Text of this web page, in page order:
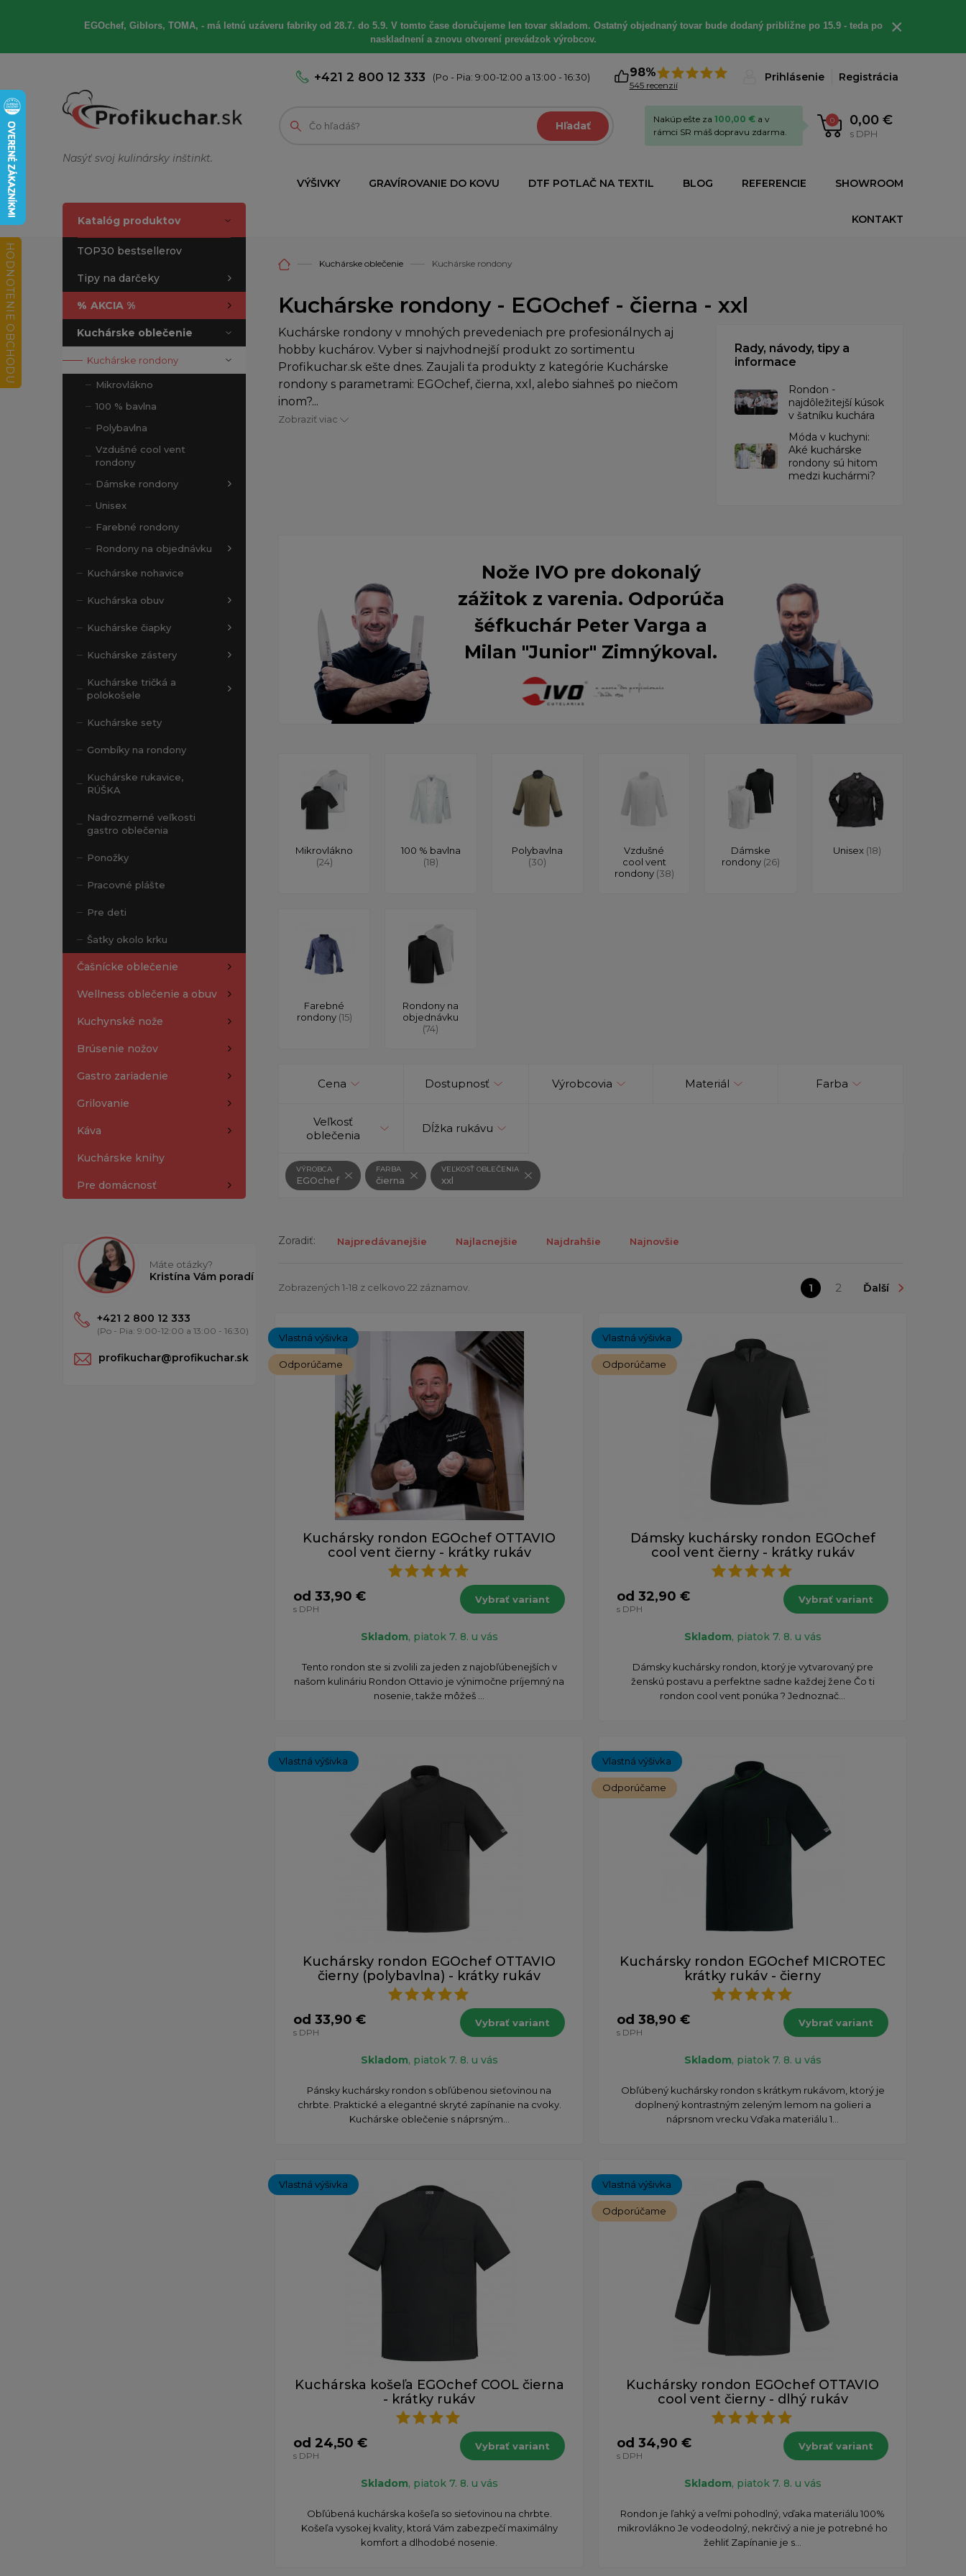
EGOchef, Giblors, TOMA, - má letnú uzáveru fabriky od 28.7. do 5.9. V tomto čase doručujeme len tovar skladom. Ostatný objednaný tovar bude dodaný približne po 15.9 - teda po
naskladnení a znovu otvorení prevádzok výrobcov.
×
Nasýť svoj kulinársky inštinkt.
+421 2 800 12 333 (Po - Pia: 9:00-12:00 a 13:00 - 16:30) 98%
545 recenzií
Prihlásenie Registrácia
Hľadať 0 0,00 €
s DPH
Nakúp ešte za 100,00 € a v
rámci SR máš dopravu zdarma.
VÝŠIVKY GRAVÍROVANIE DO KOVU DTF POTLAČ NA TEXTIL BLOG REFERENCIE SHOWROOM
KONTAKT
Katalóg produktov
TOP30 bestsellerov
Tipy na darčeky
% AKCIA %
Kuchárske oblečenie
Kuchárske rondony
Mikrovlákno
100 % bavlna
Polybavlna
Vzdušné cool vent
rondony
Dámske rondony
Unisex
Farebné rondony
Rondony na objednávku
Kuchárske nohavice
Kuchárska obuv
Kuchárske čiapky
Kuchárske zástery
Kuchárske tričká a
polokošele
Kuchárske sety
Gombíky na rondony
Kuchárske rukavice,
RÚŠKA
Nadrozmerné veľkosti
gastro oblečenia
Ponožky
Pracovné plášte
Pre deti
Šatky okolo krku
Čašnícke oblečenie
Wellness oblečenie a obuv
Kuchynské nože
Brúsenie nožov
Gastro zariadenie
Grilovanie
Káva
Kuchárske knihy
Pre domácnosť
Máte otázky?
Kristína Vám poradí
+421 2 800 12 333
(Po - Pia: 9:00-12:00 a 13:00 - 16:30)
profikuchar@profikuchar.sk
Kuchárske oblečenie Kuchárske rondony
Kuchárske rondony - EGOchef - čierna - xxl
Kuchárske rondony v mnohých prevedeniach pre profesionálnych aj
hobby kuchárov. Vyber si najvhodnejší produkt zo sortimentu
Profikuchar.sk ešte dnes. Zaujali ťa produkty z kategórie Kuchárske
rondony s parametrami: EGOchef, čierna, xxl, alebo siahneš po niečom
inom?...
Zobraziť viac
Rady, návody, tipy a
informace
Rondon -
najdôležitejší kúsok
v šatníku kuchára
​Móda v kuchyni:
Aké kuchárske
rondony sú hitom
medzi kuchármi?
Nože IVO pre dokonalý
zážitok z varenia. Odporúča
šéfkuchár Peter Varga a
Milan "Junior" Zimnýkoval.
Mikrovlákno
(24)
100 % bavlna
(18)
Polybavlna
(30)
Vzdušné
cool vent
rondony (38)
Dámske
rondony (26)
Unisex (18)
Farebné
rondony (15)
Rondony na
objednávku
(74)
Cena Dostupnosť Výrobcovia Materiál Farba
Veľkosť
oblečenia
Dĺžka rukávu
VÝROBCA
EGOchef
FARBA
čierna
VEĽKOSŤ OBLEČENIA
xxl
Zoradiť: Najpredávanejšie Najlacnejšie Najdrahšie Najnovšie
Zobrazených 1-18 z celkovo 22 záznamov. 1 2 Ďalší
Vlastná výšivka
Odporúčame
Kuchársky rondon EGOchef OTTAVIO
cool vent čierny - krátky rukáv
od 33,90 €
s DPH
Vybrať variant
Skladom, piatok 7. 8. u vás
Tento rondon ste si zvolili za jeden z najobľúbenejších v
našom kulináriu Rondon Ottavio je výnimočne príjemný na
nosenie, takže môžeš ...
Vlastná výšivka
Odporúčame
Dámsky kuchársky rondon EGOchef
cool vent čierny - krátky rukáv
od 32,90 €
s DPH
Vybrať variant
Skladom, piatok 7. 8. u vás
Dámsky kuchársky rondon, ktorý je vytvarovaný pre
ženskú postavu a perfektne sadne každej žene Čo ti
rondon cool vent ponúka ? Jednoznač...
Vlastná výšivka
Kuchársky rondon EGOchef OTTAVIO
čierny (polybavlna) - krátky rukáv
od 33,90 €
s DPH
Vybrať variant
Skladom, piatok 7. 8. u vás
Pánsky kuchársky rondon s obľúbenou sieťovinou na
chrbte. Praktické a elegantné skryté zapínanie na cvoky.
Kuchárske oblečenie s náprsným...
Vlastná výšivka
Odporúčame
Kuchársky rondon EGOchef MICROTEC
krátky rukáv - čierny
od 38,90 €
s DPH
Vybrať variant
Skladom, piatok 7. 8. u vás
​Obľúbený kuchársky rondon s krátkym rukávom, ktorý je
doplnený kontrastným zeleným lemom na golieri a
náprsnom vrecku Vďaka materiálu 1...
Vlastná výšivka
Kuchárska košeľa EGOchef COOL čierna
- krátky rukáv
od 24,50 €
s DPH
Vybrať variant
Skladom, piatok 7. 8. u vás
Obľúbená kuchárska košeľa so sieťovinou na chrbte.
Košeľa vysokej kvality, ktorá Vám zabezpečí maximálny
komfort a dlhodobé nosenie.
Vlastná výšivka
Odporúčame
Kuchársky rondon EGOchef OTTAVIO
cool vent čierny - dlhý rukáv
od 34,90 €
s DPH
Vybrať variant
Skladom, piatok 7. 8. u vás
Rondon je ľahký a veľmi pohodlný, vďaka materiálu 100%
mikrovlákno Je vodeodolný, nekrčivý a nie je potrebné ho
žehliť Zapínanie je s...
HODNOTENIE OBCHODU